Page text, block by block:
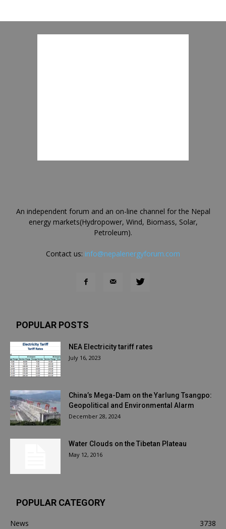
An independent forum and an on-line channel for the Nepal
energy markets(Hydropower, Wind, Biomass, Solar,
Petroleum).
Contact us: info@nepalenergyforum.com
POPULAR POSTS
NEA Electricity tariff rates
July 16, 2023
China’s Mega-Dam on the Yarlung Tsangpo:
Geopolitical and Environmental Alarm
December 28, 2024
Water Clouds on the Tibetan Plateau
May 12, 2016
POPULAR CATEGORY
News 3738